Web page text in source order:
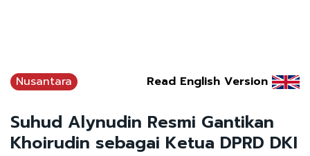
Nusantara Read English Version
Suhud Alynudin Resmi Gantikan
Khoirudin sebagai Ketua DPRD DKI